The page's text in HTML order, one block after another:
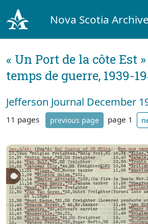
Nova Scotia
« Un Port de la côte Est
temps de guerre, 1939-
Jefferson Journal December
11 pages previous page page 1